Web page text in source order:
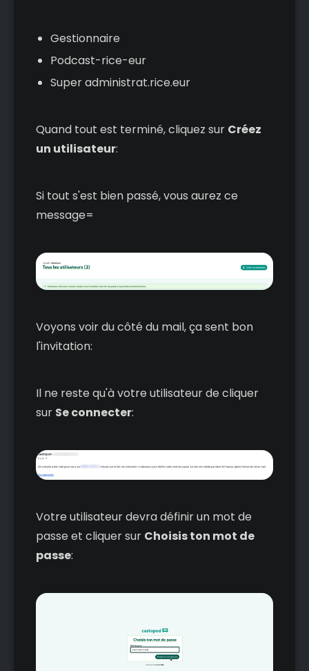
Gestionnaire
Podcast-rice-eur
Super administrat.rice.eur
Quand tout est terminé, cliquez sur Créez
un utilisateur:
Si tout s'est bien passé, vous aurez ce
message=
Voyons voir du côté du mail, ça sent bon
l'invitation:
Il ne reste qu'à votre utilisateur de cliquer
sur Se connecter:
Votre utilisateur devra définir un mot de
passe et cliquer sur Choisis ton mot de
passe: